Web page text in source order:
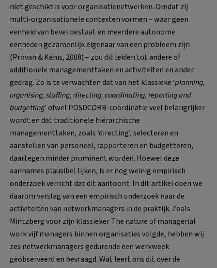
niet geschikt is voor organisatienetwerken. Omdat zij
multi-organisationele contexten vormen – waar geen
eenheid van bevel bestaat en meerdere autonome
eenheden gezamenlijk eigenaar van een probleem zijn
(Provan & Kenis, 2008) – zou dit leiden tot andere of
additionele managementtaken en activiteiten en ander
gedrag. Zo is te verwachten dat van het klassieke ‘planning,
organising, staffing, directing, coordinating, reporting and
budgetting’ ofwel POSDCORB-coördinatie veel belangrijker
wordt en dat traditionele hiërarchische
managementtaken, zoals ‘directing’, selecteren en
aanstellen van personeel, rapporteren en budgetteren,
daartegen minder prominent worden. Hoewel deze
aannames plausibel lijken, is er nog weinig empirisch
onderzoek verricht dat dit aantoont. In dit artikel doen we
daarom verslag van een empirisch onderzoek naar de
activiteiten van netwerkmanagers in de praktijk. Zoals
Mintzberg voor zijn klassieker The nature of managerial
work vijf managers binnen organisaties volgde, hebben wij
zes netwerkmanagers gedurende een werkweek
geobserveerd en bevraagd. Wat leert ons dit over de